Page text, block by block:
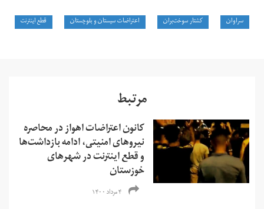
سراوان کشتار سوخت‌بران اعتراضات سیستان و بلوچستان قطع اینترنت
مرتبط
کانون اعتراضات اهواز در محاصره
نیروهای امنیتی، ادامه بازداشت‌ها
و قطع اینترنت در شهرهای
خوزستان
۴ مرداد ۱۴۰۰